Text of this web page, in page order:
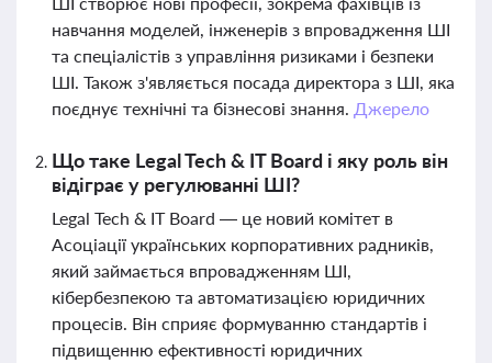
навчання моделей, інженерів з впровадження ШІ
та спеціалістів з управління ризиками і безпеки
ШІ. Також з'являється посада директора з ШІ, яка
поєднує технічні та бізнесові знання. Джерело
Що таке Legal Tech & IT Board і яку роль він
відіграє у регулюванні ШІ?
Legal Tech & IT Board — це новий комітет в
Асоціації українських корпоративних радників,
який займається впровадженням ШІ,
кібербезпекою та автоматизацією юридичних
процесів. Він сприяє формуванню стандартів і
підвищенню ефективності юридичних